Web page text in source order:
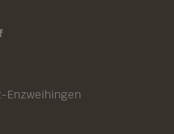
Enzweihingen